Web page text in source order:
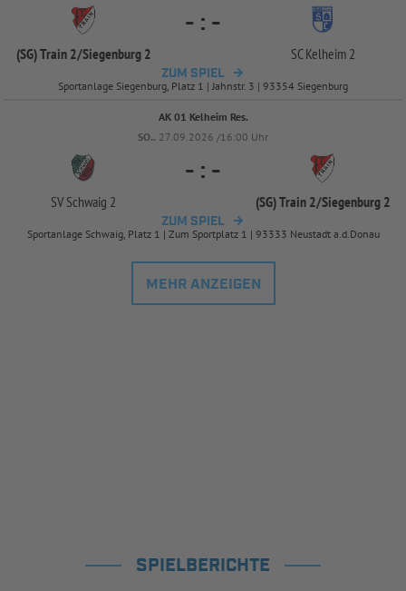
(SG) Train 2/Siegenburg 2
- : -
SC Kelheim 2
ZUM SPIEL
Sportanlage Siegenburg, Platz 1 | Jahnstr. 3 | 93354 Siegenburg
AK 01 Kelheim Res.
SO.. 27.09.2026 /16:00 Uhr
SV Schwaig 2
- : -
(SG) Train 2/Siegenburg 2
ZUM SPIEL
Sportanlage Schwaig, Platz 1 | Zum Sportplatz 1 | 93333 Neustadt a.d.Donau
MEHR ANZEIGEN
SPIELBERICHTE